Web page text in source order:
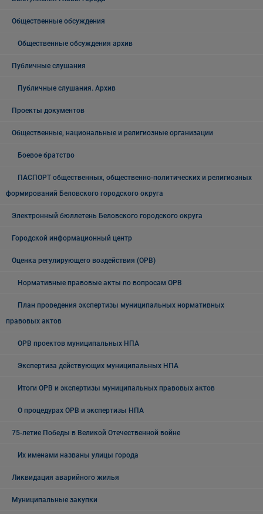
Общественные обсуждения
Общественные обсуждения архив
Публичные слушания
Публичные слушания. Архив
Проекты документов
Общественные, национальные и религиозные организации
Боевое братство
ПАСПОРТ общественных, общественно-политических и религиозных
формирований Беловского городского округа
Электронный бюллетень Беловского городского округа
Городской информационный центр
Оценка регулирующего воздействия (ОРВ)
Нормативные правовые акты по вопросам ОРВ
План проведения экспертизы муниципальных нормативных
правовых актов
ОРВ проектов муниципальных НПА
Экспертиза действующих муниципальных НПА
Итоги ОРВ и экспертизы муниципальных правовых актов
О процедурах ОРВ и экспертизы НПА
75-летие Победы в Великой Отечественной войне
Их именами названы улицы города
Ликвидация аварийного жилья
Муниципальные закупки